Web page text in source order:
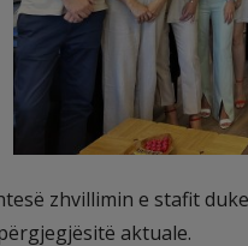
zhvillimin e stafit
aktuale.